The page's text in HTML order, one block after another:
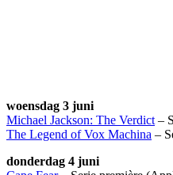
woensdag 3 juni
Michael Jackson: The Verdict –
The Legend of Vox Machina –
donderdag 4 juni